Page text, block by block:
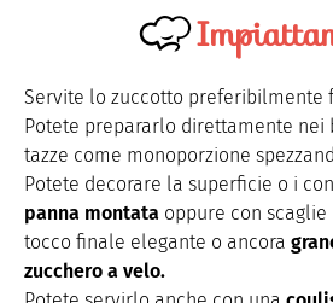
Servite lo zuccotto preferibilmente
Potete prepararlo direttamente nei
tazze come monoporzione
Potete decorare la superficie o i
panna montata oppure con scaglie
tocco finale elegante o ancora
zucchero a velo.